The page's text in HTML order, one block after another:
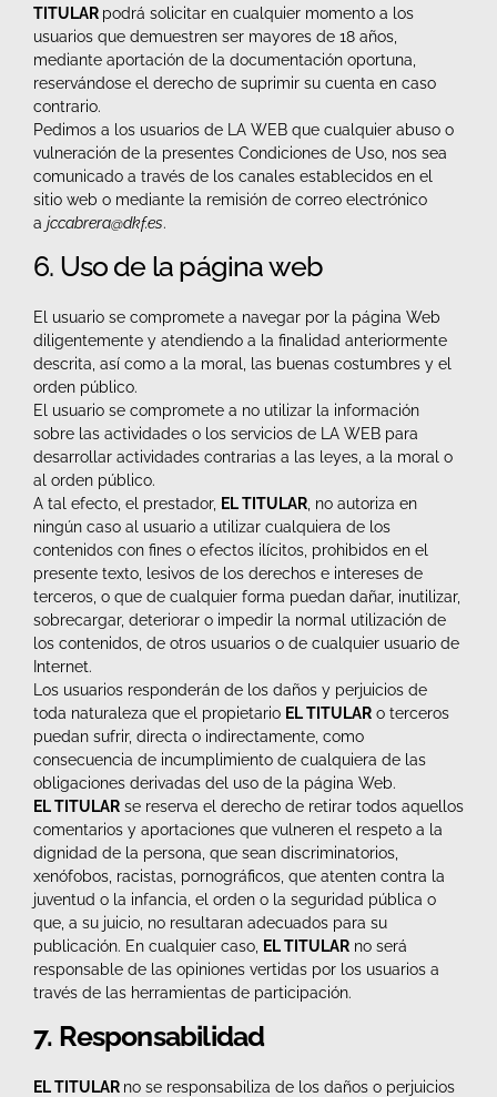
TITULAR podrá solicitar en cualquier momento a los
usuarios que demuestren ser mayores de 18 años,
mediante aportación de la documentación oportuna,
reservándose el derecho de suprimir su cuenta en caso
contrario.
Pedimos a los usuarios de LA WEB que cualquier abuso o
vulneración de la presentes Condiciones de Uso, nos sea
comunicado a través de los canales establecidos en el
sitio web o mediante la remisión de correo electrónico
a jccabrera@dkf.es.
6. Uso de la página web
El usuario se compromete a navegar por la página Web
diligentemente y atendiendo a la finalidad anteriormente
descrita, así como a la moral, las buenas costumbres y el
orden público.
El usuario se compromete a no utilizar la información
sobre las actividades o los servicios de LA WEB para
desarrollar actividades contrarias a las leyes, a la moral o
al orden público.
A tal efecto, el prestador, EL TITULAR , no autoriza en
ningún caso al usuario a utilizar cualquiera de los
contenidos con fines o efectos ilícitos, prohibidos en el
presente texto, lesivos de los derechos e intereses de
terceros, o que de cualquier forma puedan dañar, inutilizar,
sobrecargar, deteriorar o impedir la normal utilización de
los contenidos, de otros usuarios o de cualquier usuario de
Internet.
Los usuarios responderán de los daños y perjuicios de
toda naturaleza que el propietario EL TITULAR o terceros
puedan sufrir, directa o indirectamente, como
consecuencia de incumplimiento de cualquiera de las
obligaciones derivadas del uso de la página Web.
EL TITULAR se reserva el derecho de retirar todos aquellos
comentarios y aportaciones que vulneren el respeto a la
dignidad de la persona, que sean discriminatorios,
xenófobos, racistas, pornográficos, que atenten contra la
juventud o la infancia, el orden o la seguridad pública o
que, a su juicio, no resultaran adecuados para su
publicación. En cualquier caso,
EL TITULAR no será
responsable de las opiniones vertidas por los usuarios a
través de las herramientas de participación.
7. Responsabilidad
EL TITULAR no se responsabiliza de los daños o perjuicios